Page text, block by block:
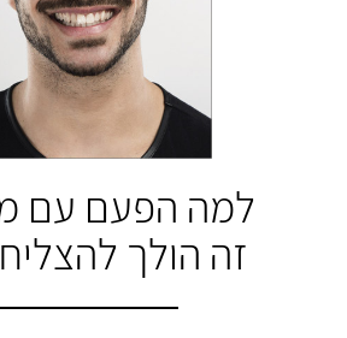
למה הפעם עם
זה הולך